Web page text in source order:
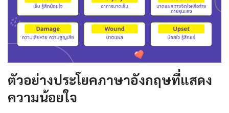
ตัวอย่างประโยคภาษาอังกฤษที่แสดง
ความน้อยใจ